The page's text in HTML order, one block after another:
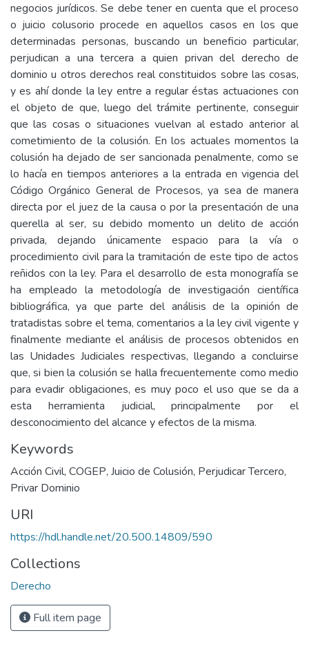
negocios jurídicos. Se debe tener en cuenta que el proceso
o juicio colusorio procede en aquellos casos en los que
determinadas personas, buscando un beneficio particular,
perjudican a una tercera a quien privan del derecho de
dominio u otros derechos real constituidos sobre las cosas,
y es ahí donde la ley entre a regular éstas actuaciones con
el objeto de que, luego del trámite pertinente, conseguir
que las cosas o situaciones vuelvan al estado anterior al
cometimiento de la colusión. En los actuales momentos la
colusión ha dejado de ser sancionada penalmente, como se
lo hacía en tiempos anteriores a la entrada en vigencia del
Código Orgánico General de Procesos, ya sea de manera
directa por el juez de la causa o por la presentación de una
querella al ser, su debido momento un delito de acción
privada, dejando únicamente espacio para la vía o
procedimiento civil para la tramitación de este tipo de actos
reñidos con la ley. Para el desarrollo de esta monografía se
ha empleado la metodología de investigación científica
bibliográfica, ya que parte del análisis de la opinión de
tratadistas sobre el tema, comentarios a la ley civil vigente y
finalmente mediante el análisis de procesos obtenidos en
las Unidades Judiciales respectivas, llegando a concluirse
que, si bien la colusión se halla frecuentemente como medio
para evadir obligaciones, es muy poco el uso que se da a
esta herramienta judicial, principalmente por el
desconocimiento del alcance y efectos de la misma.
Keywords
Acción Civil, COGEP, Juicio de Colusión, Perjudicar Tercero,
Privar Dominio
URI
https://hdl.handle.net/20.500.14809/590
Collections
Derecho
Full item page